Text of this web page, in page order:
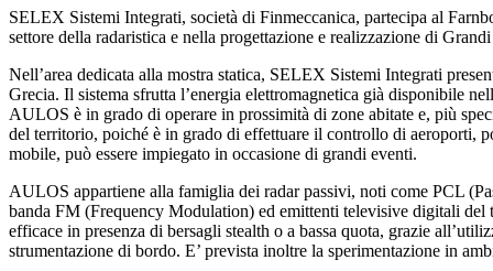
SELEX Sistemi Integrati, società di Finmeccanica, partecipa al
settore della radaristica e nella progettazione e realizzazione di
Nell’area dedicata alla mostra statica, SELEX Sistemi Integrati
Grecia. Il sistema sfrutta l’energia elettromagnetica già disponibile
AULOS è in grado di operare in prossimità di zone abitate e, più
del territorio, poiché è in grado di effettuare il controllo di aeroporti,
mobile, può essere impiegato in occasione di grandi eventi.
AULOS appartiene alla famiglia dei radar passivi, noti come PCL
banda FM (Frequency Modulation) ed emittenti televisive digitali
efficace in presenza di bersagli stealth o a bassa quota, grazie
strumentazione di bordo. E’ prevista inoltre la sperimentazione in